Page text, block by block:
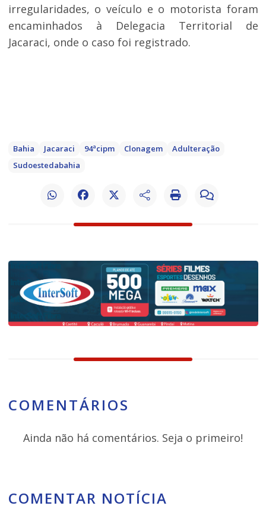
irregularidades, o veículo e o motorista foram
encaminhados à Delegacia Territorial de
Jacaraci, onde o caso foi registrado.
Bahia Jacaraci 94ªcipm Clonagem
Adulteração
Sudoestedabahia
COMENTÁRIOS
Ainda não há comentários. Seja o primeiro!
COMENTAR NOTÍCIA